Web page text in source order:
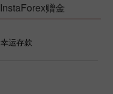
InstaForex赠金
幸运存款